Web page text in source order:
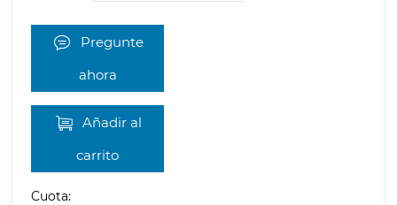
Pregunte
ahora
Añadir al
carrito
Cuota: